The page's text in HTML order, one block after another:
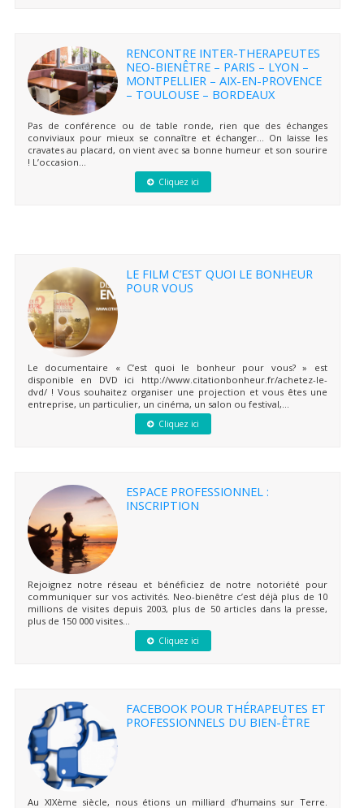
RENCONTRE INTER-THERAPEUTES
NEO-BIENÊTRE – PARIS – LYON –
MONTPELLIER – AIX-EN-PROVENCE
– TOULOUSE – BORDEAUX
Pas de conférence ou de table ronde, rien que des échanges
conviviaux pour mieux se connaître et échanger… On laisse les
cravates au placard, on vient avec sa bonne humeur et son sourire
! L’occasion...
Cliquez ici
LE FILM C’EST QUOI LE BONHEUR
POUR VOUS
Le documentaire « C’est quoi le bonheur pour vous? » est
disponible en DVD ici http://www.citationbonheur.fr/achetez-le-
dvd/ ! Vous souhaitez organiser une projection et vous êtes une
entreprise, un particulier, un cinéma, un salon ou festival,...
Cliquez ici
ESPACE PROFESSIONNEL :
INSCRIPTION
Rejoignez notre réseau et bénéficiez de notre notoriété pour
communiquer sur vos activités. Neo-bienêtre c’est déjà plus de 10
millions de visites depuis 2003, plus de 50 articles dans la presse,
plus de 150 000 visites...
Cliquez ici
FACEBOOK POUR THÉRAPEUTES ET
PROFESSIONNELS DU BIEN-ÊTRE
Au XIXème siècle, nous étions un milliard d’humains sur Terre.